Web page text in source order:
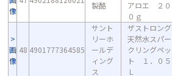
像
製酪
アロエ ２０
０ｇ
画
像
48 4901777364585
サント
リーホ
ールデ
ィング
ス
ザストロング
天然水スパー
クリングペッ
ト １．０５
Ｌ